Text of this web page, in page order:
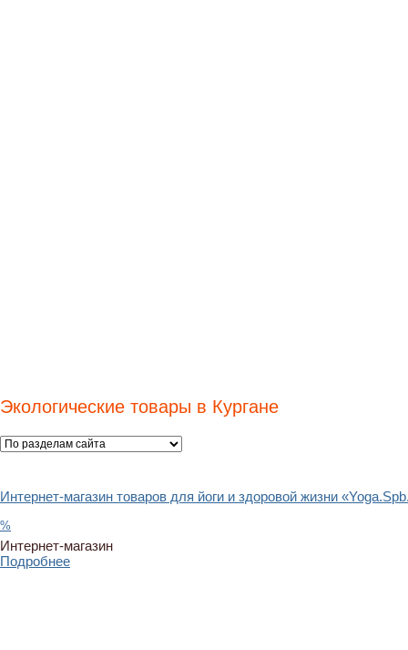
Экологические товары в Кургане
Интернет-магазин товаров для йоги и здоровой жизни
%
Интернет-магазин
Подробнее